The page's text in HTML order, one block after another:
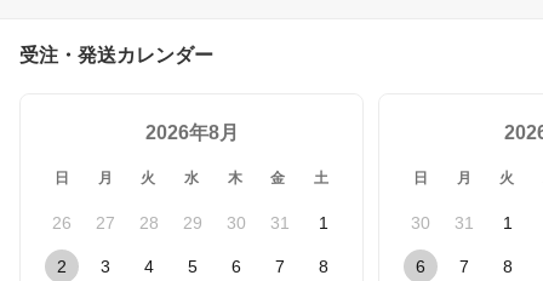
受注・発送カレンダー
2026年8月
日 月 火 水 木 金 土
26 27 28 29 30 31 1
2 3 4 5 6 7 8
日 月 火
30 31 1
6 7 8